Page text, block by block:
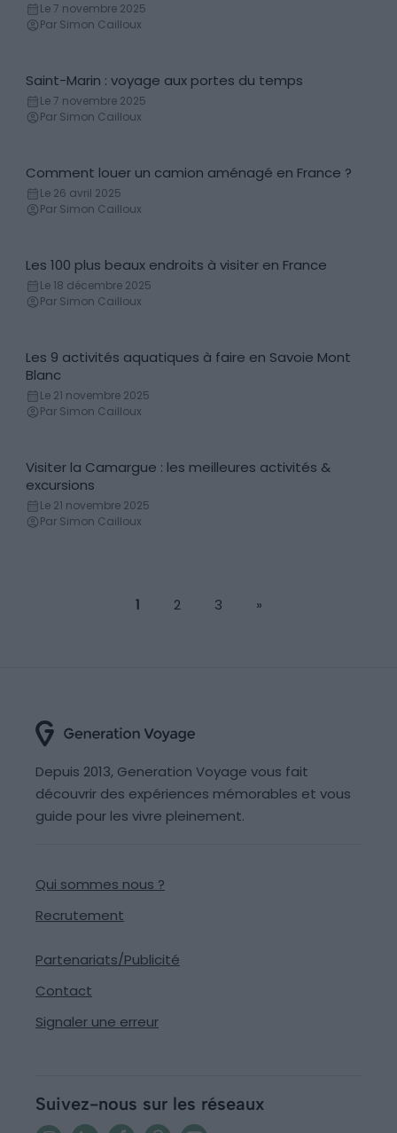
Le 7 novembre 2025
Par Simon Cailloux
Histoire & anecdotes
Saint-Marin : voyage aux portes du temps
Le 7 novembre 2025
Par Simon Cailloux
Conseils
Comment louer un camion aménagé en France ?
Le 26 avril 2025
Par Simon Cailloux
Incontournables
Les 100 plus beaux endroits à visiter en France
Le 18 décembre 2025
Par Simon Cailloux
Activité aquatique
Les 9 activités aquatiques à faire en Savoie Mont
Blanc
Le 21 novembre 2025
Par Simon Cailloux
Excursions & Séjours organisés
Visiter la Camargue : les meilleures activités &
excursions
Le 21 novembre 2025
Par Simon Cailloux
1 2 3 »
Depuis 2013, Generation Voyage vous fait
découvrir des expériences mémorables et vous
guide pour les vivre pleinement.
Qui sommes nous ?
Recrutement
Partenariats/Publicité
Contact
Signaler une erreur
Suivez-nous sur les réseaux